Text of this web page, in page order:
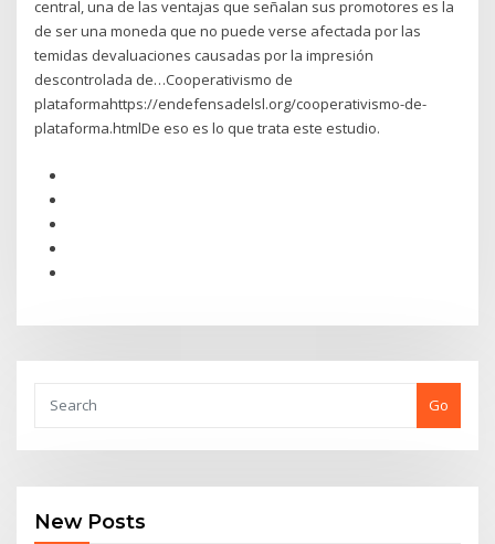
central, una de las ventajas que señalan sus promotores es la
de ser una moneda que no puede verse afectada por las
temidas devaluaciones causadas por la impresión
descontrolada de…Cooperativismo de
plataformahttps://endefensadelsl.org/cooperativismo-de-
plataforma.htmlDe eso es lo que trata este estudio.
Go
New Posts